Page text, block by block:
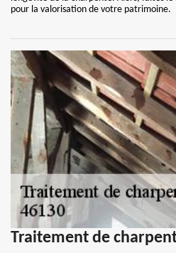
pour la valorisation de votre patrimoine.
Traitement de